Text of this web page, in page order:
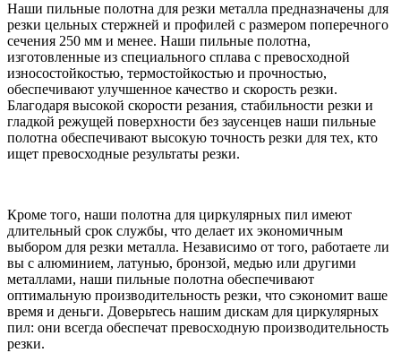
Наши пильные полотна для резки металла предназначены для
резки цельных стержней и профилей с размером поперечного
сечения 250 мм и менее. Наши пильные полотна,
изготовленные из специального сплава с превосходной
износостойкостью, термостойкостью и прочностью,
обеспечивают улучшенное качество и скорость резки.
Благодаря высокой скорости резания, стабильности резки и
гладкой режущей поверхности без заусенцев наши пильные
полотна обеспечивают высокую точность резки для тех, кто
ищет превосходные результаты резки.
Кроме того, наши полотна для циркулярных пил имеют
длительный срок службы, что делает их экономичным
выбором для резки металла. Независимо от того, работаете ли
вы с алюминием, латунью, бронзой, медью или другими
металлами, наши пильные полотна обеспечивают
оптимальную производительность резки, что сэкономит ваше
время и деньги. Доверьтесь нашим дискам для циркулярных
пил: они всегда обеспечат превосходную производительность
резки.